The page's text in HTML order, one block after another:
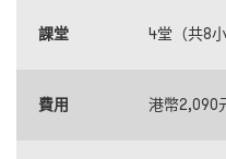
課堂 4堂（共8小
費用 港幣2,090